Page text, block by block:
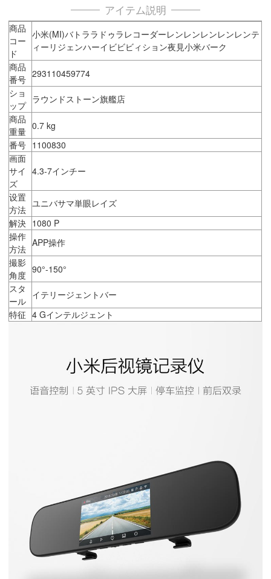
アイテム説明
商品
コー
ド
小米(MI)バトララドゥラレコーダーレンレンレンレンレンテ
ィーリジェンハーイビビビィション夜見小米バーク
商品
番号 293110459774
ショ
ップ
ラウンドストーン旗艦店
商品
重量 0.7 kg
番号 1100830
画面
サイ
ズ
4.3-7インチー
设置
方法
ユニバサマ単眼レイズ
解決 1080 P
操作
方法
APP操作
撮影
角度 90°-150°
スタ
ール
イテリージェントバー
特征 4 Gインテルジェント